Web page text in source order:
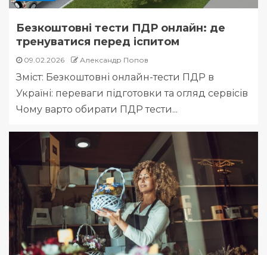
Безкоштовні тести ПДР онлайн: де
тренуватися перед іспитом
09.02.2026 Александр Попов
Зміст: Безкоштовні онлайн-тести ПДР в
Україні: переваги підготовки та огляд сервісів
Чому варто обирати ПДР тести...